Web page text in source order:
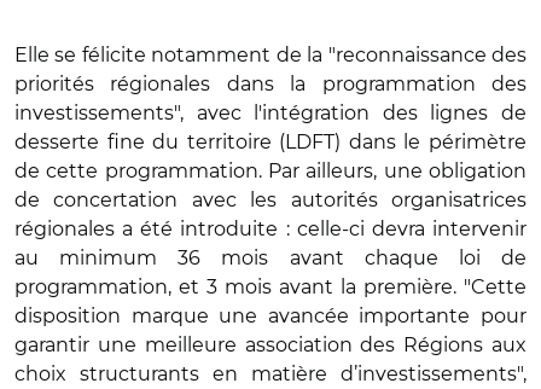
Elle se félicite notamment de la "reconnaissance des
priorités régionales dans la programmation des
investissements", avec l'intégration des lignes de
desserte fine du territoire (LDFT) dans le périmètre
de cette programmation. Par ailleurs, une obligation
de concertation avec les autorités organisatrices
régionales a été introduite : celle-ci devra intervenir
au minimum 36 mois avant chaque loi de
programmation, et 3 mois avant la première. "Cette
disposition marque une avancée importante pour
garantir une meilleure association des Régions aux
choix structurants en matière d’investissements",